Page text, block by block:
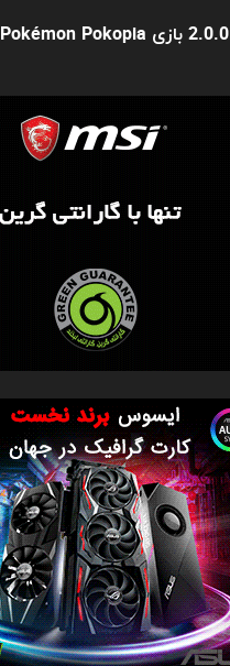
آپدیت بزرگ 2.0.0 بازی Pokémon Pokopia